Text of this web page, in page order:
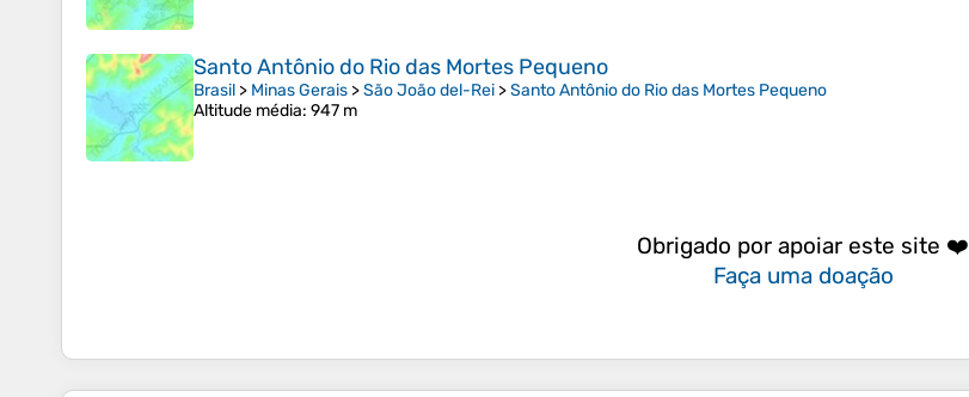
Santo Antônio do Rio das Mortes Pequeno
Brasil > Minas Gerais >São João del-Rei >Santo Antônio do Rio das Mortes Pequeno
Altitude média: 947 m
Obrigado por apoiar este site ❤️
Faça uma doação